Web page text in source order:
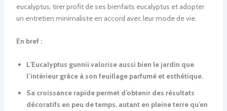
eucalyptus, tirer profit de ses bienfaits eucalyptus et adopter
un entretien minimaliste en accord avec leur mode de vie.
En bref :
L’Eucalyptus gunnii valorise aussi bien le jardin que
l’intérieur grâce à son feuillage parfumé et esthétique.
Sa croissance rapide permet d’obtenir des résultats
décoratifs en peu de temps, autant en pleine terre qu’en